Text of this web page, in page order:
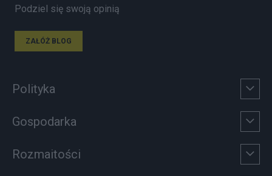
Podziel się swoją opinią
ZAŁÓŻ BLOG
Polityka
Gospodarka
Rozmaitości